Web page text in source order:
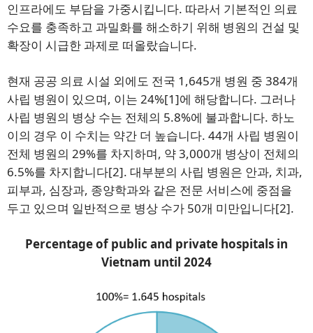
인프라에도 부담을 가중시킵니다. 따라서 기본적인 의료
수요를 충족하고 과밀화를 해소하기 위해 병원의 건설 및
확장이 시급한 과제로 떠올랐습니다.
현재 공공 의료 시설 외에도 전국 1,645개 병원 중 384개
사립 병원이 있으며, 이는 24%[1]에 해당합니다. 그러나
사립 병원의 병상 수는 전체의 5.8%에 불과합니다. 하노
이의 경우 이 수치는 약간 더 높습니다. 44개 사립 병원이
전체 병원의 29%를 차지하며, 약 3,000개 병상이 전체의
6.5%를 차지합니다[2]. 대부분의 사립 병원은 안과, 치과,
피부과, 심장과, 종양학과와 같은 전문 서비스에 중점을
두고 있으며 일반적으로 병상 수가 50개 미만입니다[2].
Percentage of public and private hospitals in
Vietnam until 2024